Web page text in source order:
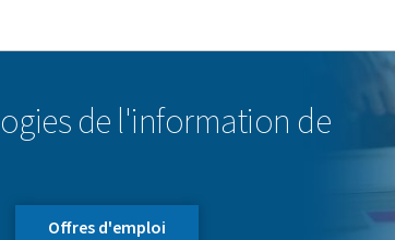
de l'information de
Offres d'emploi